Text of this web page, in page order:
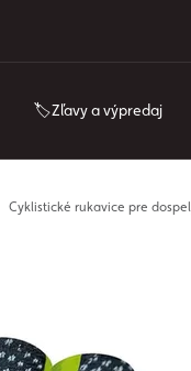
🏷️Zľavy a výpredaj
Cyklistické rukavice pre